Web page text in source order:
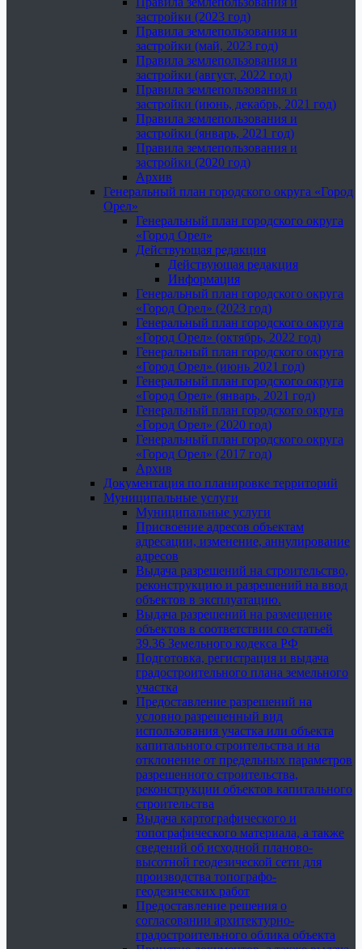
застройки (2023 год)
Правила землепользования и
застройки (май, 2023 год)
Правила землепользования и
застройки (август, 2022 год)
Правила землепользования и
застройки (июнь, декабрь, 2021 год)
Правила землепользования и
застройки (январь, 2021 год)
Правила землепользования и
застройки (2020 год)
Архив
Генеральный план городского округа «Город
Орел»
Генеральный план городского округа
«Город Орел»
Действующая редакция
Действующая редакция
Информация
Генеральный план городского округа
«Город Орел» (2023 год)
Генеральный план городского округа
«Город Орел» (октябрь, 2022 год)
Генеральный план городского округа
«Город Орел» (июнь 2021 год)
Генеральный план городского округа
«Город Орел» (январь, 2021 год)
Генеральный план городского округа
«Город Орел» (2020 год)
Генеральный план городского округа
«Город Орел» (2017 год)
Архив
Документация по планировке территорий
Муниципальные услуги
Муниципальные услуги
Присвоение адресов объектам
адресации, изменение, аннулирование
адресов
Выдача разрешений на строительство,
реконструкцию и разрешений на ввод
объектов в эксплуатацию.
Выдача разрешений на размещение
объектов в соответствии со статьей
39.36 Земельного кодекса РФ
Подготовка, регистрация и выдача
градостроительного плана земельного
участка
Предоставление разрешений на
условно разрешенный вид
использования участка или объекта
капитального строительства и на
отклонение от предельных параметров
разрешенного строительства,
реконструкции объектов капитального
строительства
Выдача картографического и
топографического материала, а также
сведений об исходной планово-
высотной геодезической сети для
производства топографо-
геодезических работ
Предоставление решения о
согласовании архитектурно-
градостроительного облика объекта